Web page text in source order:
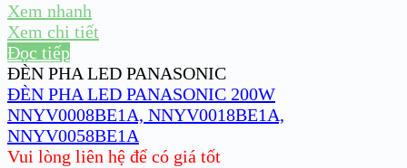
Xem nhanh
Xem chi tiết
Đọc tiếp
ĐÈN PHA LED PANASONIC
ĐÈN PHA LED PANASONIC 200W
NNYV0008BE1A, NNYV0018BE1A,
NNYV0058BE1A
Vui lòng liên hệ để có giá tốt